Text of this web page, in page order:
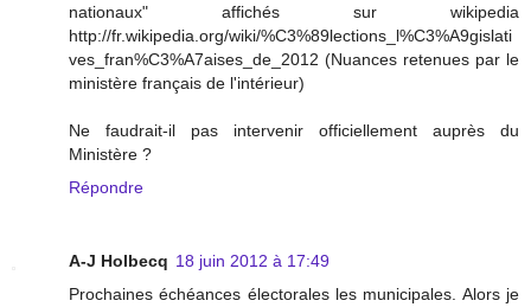
nationaux" affichés sur wikipedia
http://fr.wikipedia.org/wiki/%C3%89lections_l%C3%A9gislati
ves_fran%C3%A7aises_de_2012 (Nuances retenues par le
ministère français de l'intérieur)
Ne faudrait-il pas intervenir officiellement auprès du
Ministère ?
Répondre
A-J Holbecq 18 juin 2012 à 17:49
Prochaines échéances électorales les municipales. Alors je